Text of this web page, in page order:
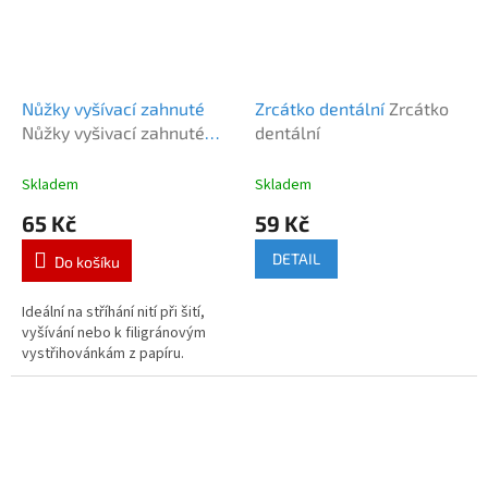
Nůžky vyšívací zahnuté
Nůžky vyšivací zahnuté
Skladem
65 Kč
Do košíku
Ideální na stříhání nití při šití,
vyšívání nebo k filigránovým
vystřihovánkám z papíru.
Zrcátko dentální Zrcátko
dentální
Skladem
59 Kč
DETAIL